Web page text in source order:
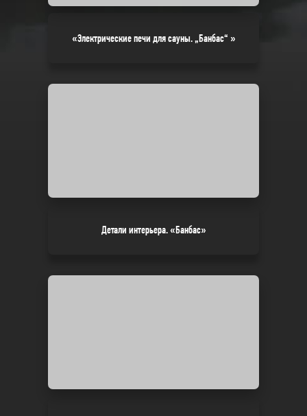
«Электрические печи для сауны. „Банбас“ »
Детали интерьера. «Банбас»